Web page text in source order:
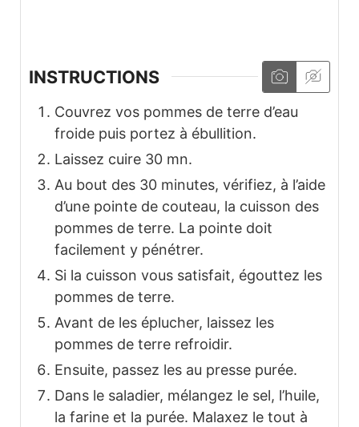
INSTRUCTIONS
Couvrez vos pommes de terre d’eau
froide puis portez à ébullition.
Laissez cuire 30 mn.
Au bout des 30 minutes, vérifiez, à l’aide
d’une pointe de couteau, la cuisson des
pommes de terre. La pointe doit
facilement y pénétrer.
Si la cuisson vous satisfait, égouttez les
pommes de terre.
Avant de les éplucher, laissez les
pommes de terre refroidir.
Ensuite, passez les au presse purée.
Dans le saladier, mélangez le sel, l’huile,
la farine et la purée. Malaxez le tout à